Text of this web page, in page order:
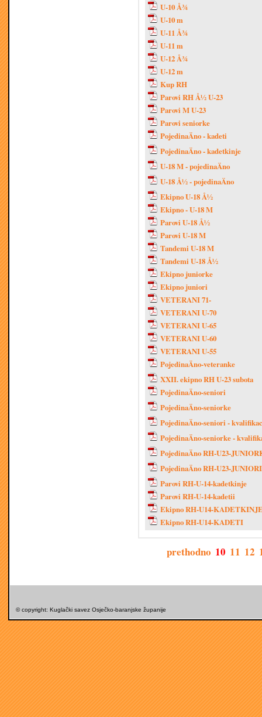
U-10 Å¾
U-10 m
U-11 Å¾
U-11 m
U-12 Å¾
U-12 m
Kup RH
Parovi RH Å½ U-23
Parovi M U-23
Parovi seniorke
PojedinaÄno - kadeti
PojedinaÄno - kadetkinje
U-18 M - pojedinaÄno
U-18 Å½ - pojedinaÄno
Ekipno U-18 Å½
Ekipno - U-18 M
Parovi U-18 Å½
Parovi U-18 M
Tandemi U-18 M
Tandemi U-18 Å½
Ekipno juniorke
Ekipno juniori
VETERANI 71-
VETERANI U-70
VETERANI U-65
VETERANI U-60
VETERANI U-55
PojedinaÄno-veteranke
XXII. ekipno RH U-23 subota
PojedinaÄno-seniori
PojedinaÄno-seniorke
PojedinaÄno-seniori -
PojedinaÄno-seniorke -
PojedinaÄno RH-U23-
PojedinaÄno RH-U23-JUNIORI
Parovi RH-U-14-kadetkinje
Parovi RH-U-14-kadetii
Ekipno RH-U14-
Ekipno RH-U14-KADETI
prethodno 10 11 12
© copyright: Kuglački savez Osječko-baranjske županije